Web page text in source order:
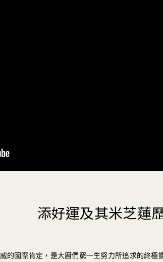
添好運及其米芝蓮
的國際肯定，是大廚們窮一生努力所追求的終